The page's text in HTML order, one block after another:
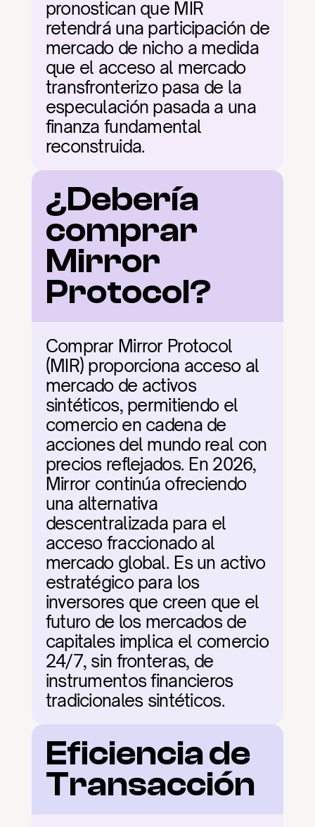
pronostican que MIR
retendrá una participación de
mercado de nicho a medida
que el acceso al mercado
transfronterizo pasa de la
especulación pasada a una
finanza fundamental
reconstruida.
¿Debería
comprar
Mirror
Protocol?
Comprar Mirror Protocol
(MIR) proporciona acceso al
mercado de activos
sintéticos, permitiendo el
comercio en cadena de
acciones del mundo real con
precios reflejados. En 2026,
Mirror continúa ofreciendo
una alternativa
descentralizada para el
acceso fraccionado al
mercado global. Es un activo
estratégico para los
inversores que creen que el
futuro de los mercados de
capitales implica el comercio
24/7, sin fronteras, de
instrumentos financieros
tradicionales sintéticos.
Eficiencia de
Transacción